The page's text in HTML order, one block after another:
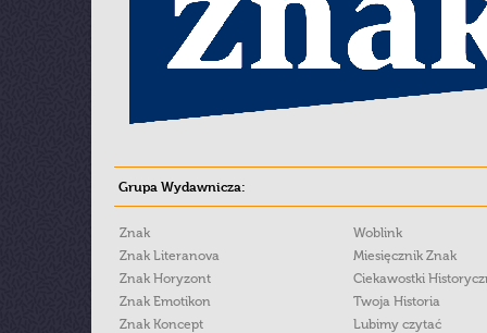
Grupa Wydawnicza:
Znak
Znak Literanova
Znak Horyzont
Znak Emotikon
Znak Koncept
Woblink
Miesięcznik Znak
Ciekawostki
Twoja Historia
Lubimy czytać